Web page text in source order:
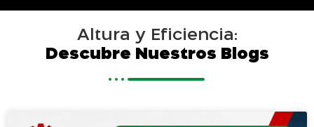
Altura y Eficiencia:
Descubre Nuestros Blogs